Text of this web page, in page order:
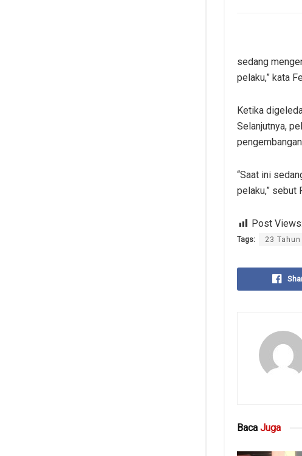
sedang
pelaku,” kata
Ketika
Selanjutnya,
“Saat ini
pelaku,” sebut
Post Views:
Tags: 23 Tahun
Baca Juga